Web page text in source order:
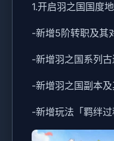
1.开启羽之国国度
-新增5阶转职及其
-新增羽之国系列
-新增羽之国副本
-新增玩法「羁绊过